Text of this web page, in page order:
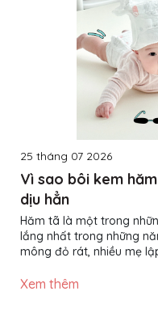
25 tháng 07 2026
Vì sao bôi kem
dịu hẳn
Hăm tã là một trong
lắng nhất trong những
mông đỏ rát, nhiều mẹ
không ít trường hợp đã
Xem thêm